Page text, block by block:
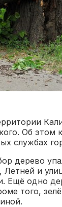
Об этом
службах
дерево
и
Ещё одно
того,